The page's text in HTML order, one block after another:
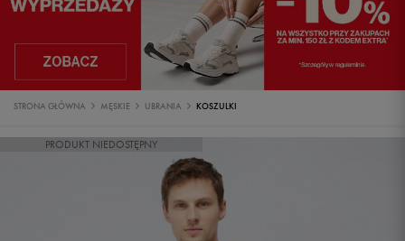
STRONA GŁÓWNA MĘSKIE UBRANIA KOSZULKI
PRODUKT NIEDOSTĘPNY